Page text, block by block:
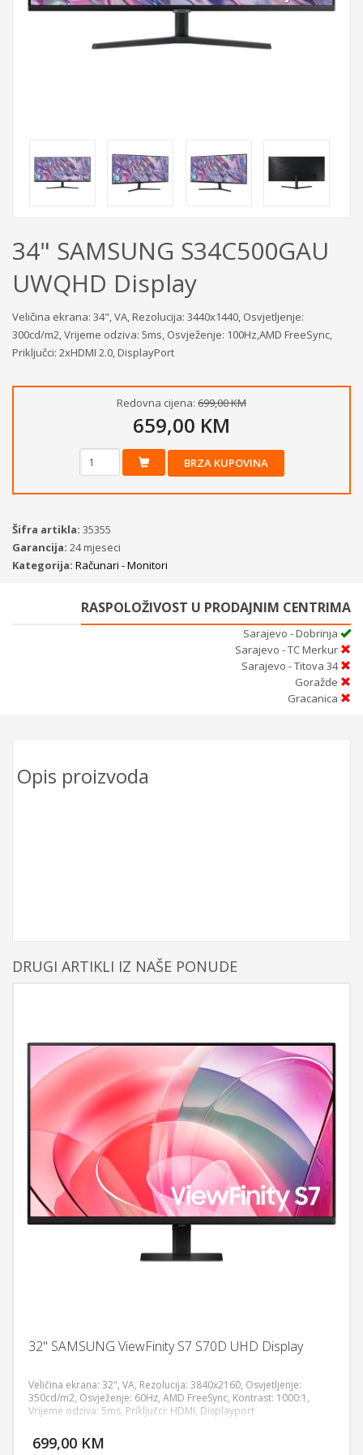
34" SAMSUNG S34C500GAU
UWQHD Display
Veličina ekrana: 34", VA, Rezolucija: 3440x1440, Osvjetljenje:
300cd/m2, Vrijeme odziva: 5ms, Osvježenje: 100Hz,AMD FreeSync,
Priključci: 2xHDMI 2.0, DisplayPort
Redovna cijena: 699,00 KM
659,00 KM
BRZA KUPOVINA
Šifra artikla: 35355
Garancija: 24 mjeseci
Kategorija: Računari - Monitori
RASPOLOŽIVOST U PRODAJNIM CENTRIMA
Sarajevo - Dobrinja
Sarajevo - TC Merkur
Sarajevo - Titova 34
Goražde
Gracanica
Opis proizvoda
DRUGI ARTIKLI IZ NAŠE PONUDE
32" SAMSUNG ViewFinity S7 S70D UHD Display
Veličina ekrana: 32", VA, Rezolucija: 3840x2160, Osvjetljenje:
350cd/m2, Osvježenje: 60Hz, AMD FreeSync, Kontrast: 1000:1,
Vrijeme odziva: 5ms, Priključci: HDMI, Displayport
699,00 KM